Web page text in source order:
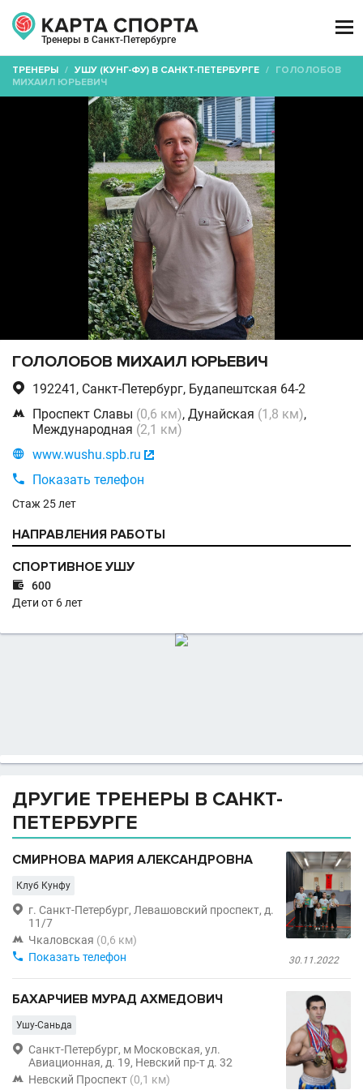
Тренеры в Санкт-Петербурге

ТРЕНЕРЫ / УШУ (КУНГ-ФУ) В САНКТ-ПЕТЕРБУРГЕ / ГОЛОЛОБОВ
МИХАИЛ ЮРЬЕВИЧ
ГОЛОЛОБОВ МИХАИЛ ЮРЬЕВИЧ
 192241, Санкт-Петербург, Будапештская 64-2
 Проспект Славы (0,6 км), Дунайская (1,8 км),
Международная (2,1 км)
 www.wushu.spb.ru 

Показать телефон
Стаж 25 лет
НАПРАВЛЕНИЯ РАБОТЫ
СПОРТИВНОЕ УШУ

600
Дети от 6 лет
ДРУГИЕ ТРЕНЕРЫ В САНКТ-
ПЕТЕРБУРГЕ
СМИРНОВА МАРИЯ АЛЕКСАНДРОВНА
Клуб Кунфу
 г. Санкт-Петербург, Левашовский проспект, д.
11/7
 Чкаловская (0,6 км)
30.11.2022
 Показать телефон
БАХАРЧИЕВ МУРАД АХМЕДОВИЧ
Ушу-Саньда
 Санкт-Петербург, м Московская, ул.
Авиационная, д. 19, Невский пр-т д. 32
 Невский Проспект (0,1 км)